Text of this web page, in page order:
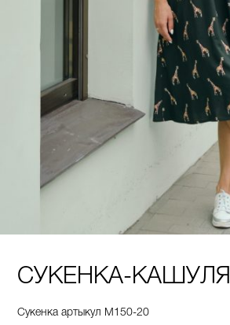
СУКЕНКА-КАШУЛЯ
Сукенка артыкул М150-20